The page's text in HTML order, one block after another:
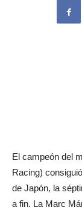
El campeón del
Racing)
de Japón, la
a fin. La Marc